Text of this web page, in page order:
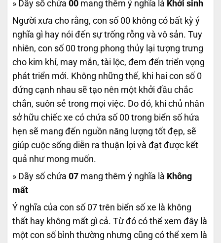
» Dãy số chứa 00 mang thêm ý nghĩa là Khởi sinh
Người xưa cho rằng, con số 00 không có bất kỳ ý
nghĩa gì hay nói đến sự trống rỗng và vô sản. Tuy
nhiên, con số 00 trong phong thủy lại tượng trưng
cho kim khí, may mắn, tài lộc, đem đến triển vọng
phát triển mới. Không những thế, khi hai con số 0
đứng cạnh nhau sẽ tạo nên một khởi đầu chắc
chắn, suôn sẻ trong mọi việc. Do đó, khi chủ nhân
sở hữu chiếc xe có chứa số 00 trong biển số hứa
hẹn sẽ mang đến nguồn năng lượng tốt đẹp, sẽ
giúp cuộc sống diễn ra thuận lợi và đạt được kết
quả như mong muốn.
» Dãy số chứa 07 mang thêm ý nghĩa là Không
mất
Ý nghĩa của con số 07 trên biển số xe là không
thất hay không mất gì cả. Từ đó có thể xem đây là
một con số bình thường nhưng cũng có thể xem là